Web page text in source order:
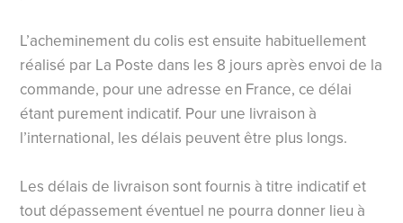
L’acheminement du colis est ensuite habituellement
réalisé par La Poste dans les 8 jours après envoi de la
commande, pour une adresse en France, ce délai
étant purement indicatif. Pour une livraison à
l’international, les délais peuvent être plus longs.
Les délais de livraison sont fournis à titre indicatif et
tout dépassement éventuel ne pourra donner lieu à